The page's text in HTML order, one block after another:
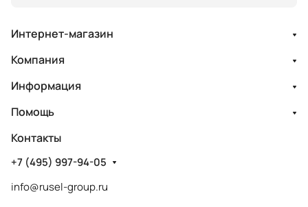
Интернет-магазин
Компания
Информация
Помощь
Контакты
+7 (495) 997-94-05
info@rusel-group.ru